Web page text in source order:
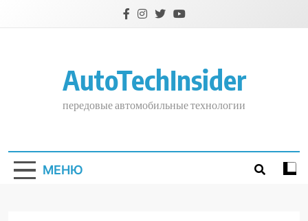
AutoTechInsider
передовые автомобильные технологии
МЕНЮ